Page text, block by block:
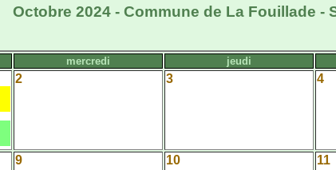
Octobre 2024 - Commune de La Fouillade -
mercredi jeudi
2 3 4
9 10 11